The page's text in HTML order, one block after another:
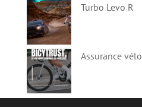
Turbo Levo R
Assurance vélo